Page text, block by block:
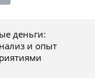
деньги:
и опыт